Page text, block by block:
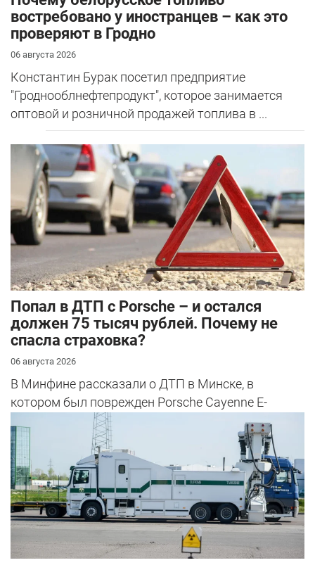
востребовано у иностранцев – как это
проверяют в Гродно
06 августа 2026
Константин Бурак посетил предприятие
"Гроднооблнефтепродукт", которое занимается
оптовой и розничной продажей топлива в ...
​Попал в ДТП с Porsche – и остался
должен 75 тысяч рублей. Почему не
спасла страховка?
06 августа 2026
В Минфине рассказали о ДТП в Минске, в
котором был поврежден Porsche Cayenne E-